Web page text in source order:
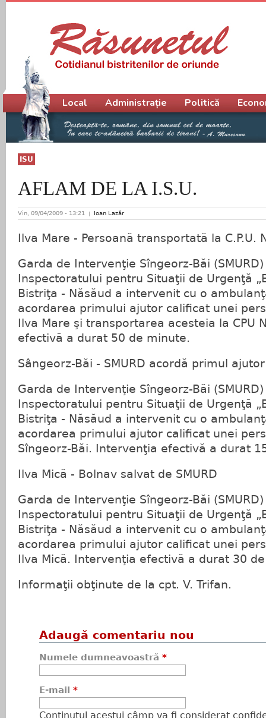
ISU
AFLAM DE LA I.S.U.
Vin, 09/04/2009 - 13:21 Ioan Lazăr
Ilva Mare - Persoană transportată la C.P.U.
Garda de Intervenţie Sîngeorz-Băi
Inspectoratului pentru Situaţii de Urgenţă
Bistriţa - Năsăud a intervenit cu o
acordarea primului ajutor calificat unei
Ilva Mare şi transportarea acesteia la CPU
efectivă a durat 50 de minute.
Sângeorz-Băi - SMURD acordă primul ajutor
Garda de Intervenţie Sîngeorz-Băi
Inspectoratului pentru Situaţii de Urgenţă
Bistriţa - Năsăud a intervenit cu o
acordarea primului ajutor calificat unei
Sîngeorz-Băi. Intervenţia efectivă a durat
Ilva Mică - Bolnav salvat de SMURD
Garda de Intervenţie Sîngeorz-Băi
Inspectoratului pentru Situaţii de Urgenţă
Bistriţa - Năsăud a intervenit cu o
acordarea primului ajutor calificat unei
Ilva Mică. Intervenţia efectivă a durat 30
Informaţii obţinute de la cpt. V. Trifan.
Adaugă comentariu nou
Numele dumneavoastră *
E-mail *
Conţinutul acestui câmp va fi considerat
Meniu principal
Local Administrație Politică